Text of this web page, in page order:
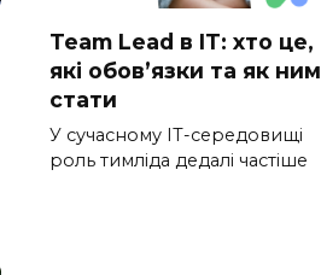
Team Lead в IT: хто це,
які обов’язки та як ним
стати
У сучасному IT-середовищі
роль тимліда дедалі частіше